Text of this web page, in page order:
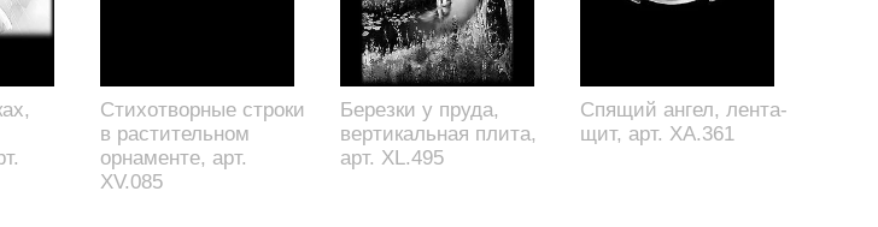
Стихотворные строки
в растительном
орнаменте, арт.
XV.085
Березки у пруда,
вертикальная плита,
арт. XL.495
Спящий ангел, лента-
щит, арт. XA.361